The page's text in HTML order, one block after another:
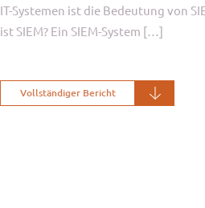
IT-Systemen ist die Bedeutung von
ist SIEM? Ein SIEM-System […]
Vollständiger Bericht